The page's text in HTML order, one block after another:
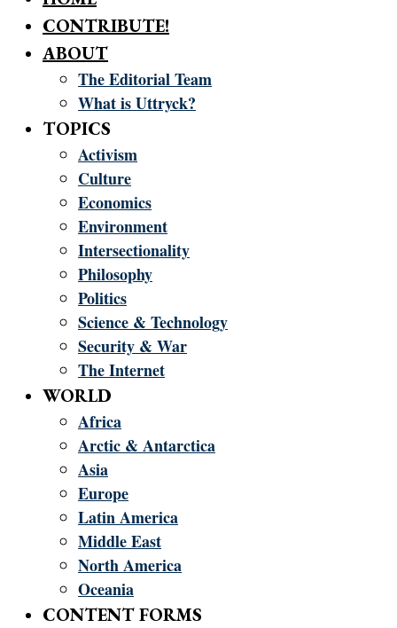
CONTRIBUTE!
ABOUT
The Editorial Team
What is Uttryck?
TOPICS
Activism
Culture
Economics
Environment
Intersectionality
Philosophy
Politics
Science & Technology
Security & War
The Internet
WORLD
Africa
Arctic & Antarctica
Asia
Europe
Latin America
Middle East
North America
Oceania
CONTENT FORMS